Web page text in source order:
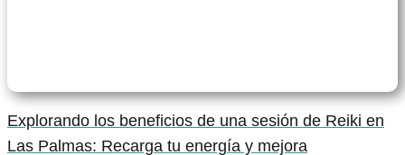
Explorando los beneficios de una sesión de Reiki en
Las Palmas: Recarga tu energía y mejora